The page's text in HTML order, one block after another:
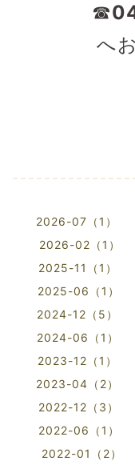
☎︎
へお
2026-07（1）
2026-02（1）
2025-11（1）
2025-06（1）
2024-12（5）
2024-06（1）
2023-12（1）
2023-04（2）
2022-12（3）
2022-06（1）
2022-01（2）